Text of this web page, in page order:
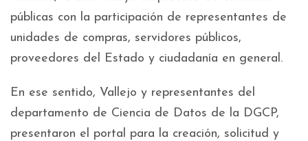
públicas con la participación de representantes de
unidades de compras, servidores públicos,
proveedores del Estado y ciudadanía en general.
En ese sentido, Vallejo y representantes del
departamento de Ciencia de Datos de la DGCP,
presentaron el portal para la creación, solicitud y